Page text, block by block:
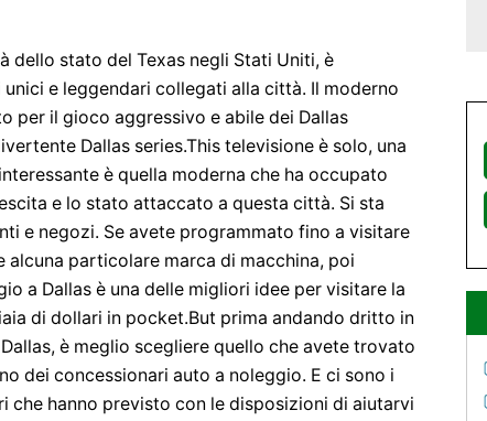
dello stato del Texas negli Stati Uniti, è
e leggendari collegati alla città. Il moderno
per il gioco aggressivo e abile dei Dallas
Dallas series.This televisione è solo, una
è quella moderna che ha occupato
e lo stato attaccato a questa città. Si sta
e negozi. Se avete programmato fino a visitare
alcuna particolare marca di macchina, poi
a Dallas è una delle migliori idee per visitare la
di dollari in pocket.But prima andando dritto in
è meglio scegliere quello che avete trovato
dei concessionari auto a noleggio. E ci sono i
che hanno previsto con le disposizioni di aiutarvi